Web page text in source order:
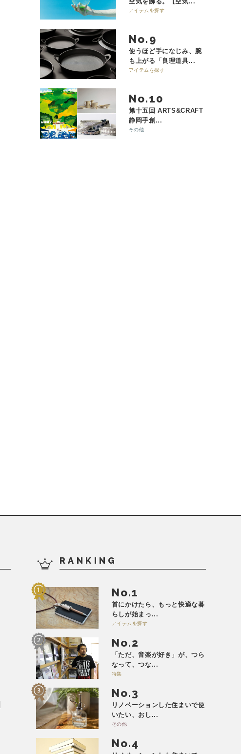
アイテムを探す
No.
使うほど手になじみ、腕
も上がる「良理道具...
アイテムを探す
No.
第十五回 ARTS&CRAFT
静岡手創...
その他
RANKING
No.
首にかけたら、もっと快適な暮
らしが始まっ...
アイテムを探す
No.
「ただ、音楽が好き」が、つら
なって、つな...
特集
No.
リノベーションした住まいで使
いたい、おし...
その他
No.